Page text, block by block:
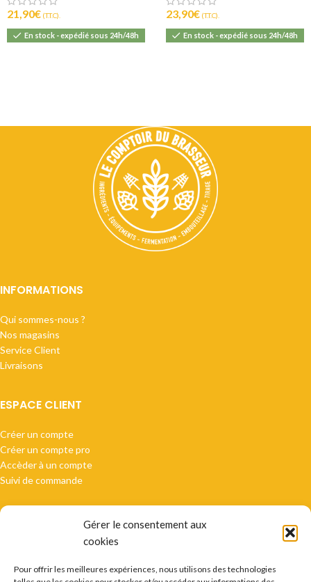
Gérer le consentement aux
cookies
Pour offrir les meilleures expériences, nous utilisons des technologies
21,90€ (T.T.C).
En stock - expédié sous 24h/48h
23,90€ (T.T.C).
En stock - expédié sous 24h/48h
INFORMATIONS
Qui sommes-nous ?
Nos magasins
Service Client
Livraisons
ESPACE CLIENT
Créer un compte
Créer un compte pro
Accèder à un compte
Suivi de commande